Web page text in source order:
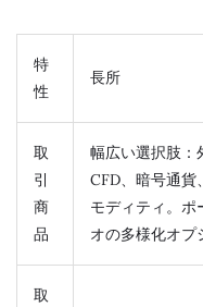
特
性
長所
取
引
商
品
幅広い選択肢：
CFD、暗号通貨
モディティ。ポ
オの多様化オプ
取